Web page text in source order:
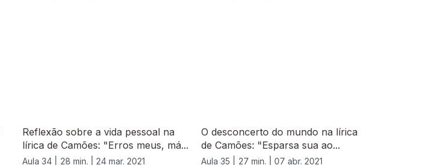
Reflexão sobre a vida pessoal na
lírica de Camões: "Erros meus, má...
Aula 34 | 28 min. | 24 mar. 2021
O desconcerto do mundo na lírica
de Camões: "Esparsa sua ao...
Aula 35 | 27 min. | 07 abr. 2021